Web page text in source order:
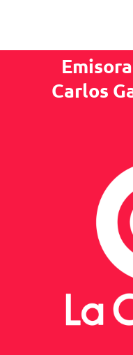
Carlos